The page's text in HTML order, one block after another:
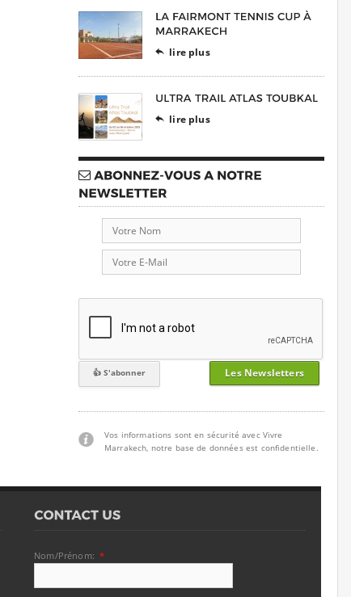
 lire plus
 lire plus
Les Newsletters
Vos informations sont en sécurité avec Vivre
Marrakech, notre base de données est confidentielle.
Nom/Prénom: *